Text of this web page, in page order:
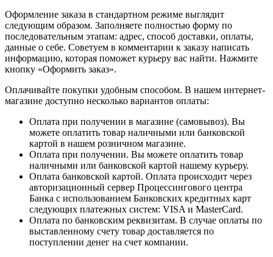
Оформление заказа в стандартном режиме выглядит
следующим образом. Заполняете полностью форму по
последовательным этапам: адрес, способ доставки, оплаты,
данные о себе. Советуем в комментарии к заказу написать
информацию, которая поможет курьеру вас найти. Нажмите
кнопку «Оформить заказ».
Оплачивайте покупки удобным способом. В нашем интернет-
магазине доступно несколько вариантов оплаты:
Оплата при получении в магазине (самовывоз). Вы
можете оплатить товар наличными или банковской
картой в нашем розничном магазине.
Оплата при получении. Вы можете оплатить товар
наличными или банковской картой нашему курьеру.
Оплата банковской картой. Оплата происходит через
авторизационный сервер Процессингового центра
Банка с использованием Банковских кредитных карт
следующих платежных систем: VISA и MasterCard.
Оплата по банковским реквизитам. В случае оплаты по
выставленному счету товар доставляется по
поступлении денег на счет компании.